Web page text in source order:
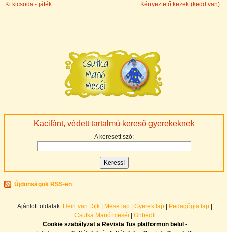
Kacifánt, védett tartalmú kereső gyerekeknek
A keresett szó:
Újdonságok RSS-en
Ki kicsoda - játék
Kényeztető kezek (kedd van)
Ajánlott oldalak: Hein van Dijk Mese lap Gyerek lap Pedagógia lap
Csutka Manó meséi
Gribedli
Cookie szabályzat a Revista Tuș platformon belül -